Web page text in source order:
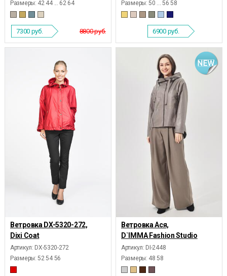
Размеры: 42 44 ... 62 64
8800 руб.
7300 руб.
Размеры: 50 ... 56 58
6900 руб.
Ветровка DX-5320-272,
Dixi Coat
Артикул: DX-5320-272
Размеры: 52 54 56
Ветровка Ася,
D`IMMA Fashion Studio
Артикул: DI-2448
Размеры: 48 58